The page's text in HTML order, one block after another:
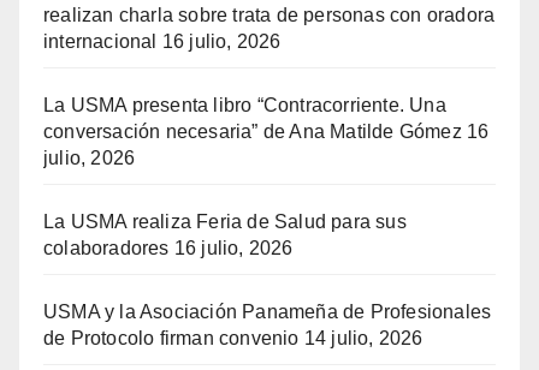
realizan charla sobre trata de personas con oradora
internacional
16 julio, 2026
La USMA presenta libro “Contracorriente. Una
conversación necesaria” de Ana Matilde Gómez 16
julio, 2026
La USMA realiza Feria de Salud para sus
colaboradores 16 julio, 2026
USMA y la Asociación Panameña de Profesionales
de Protocolo firman convenio 14 julio, 2026